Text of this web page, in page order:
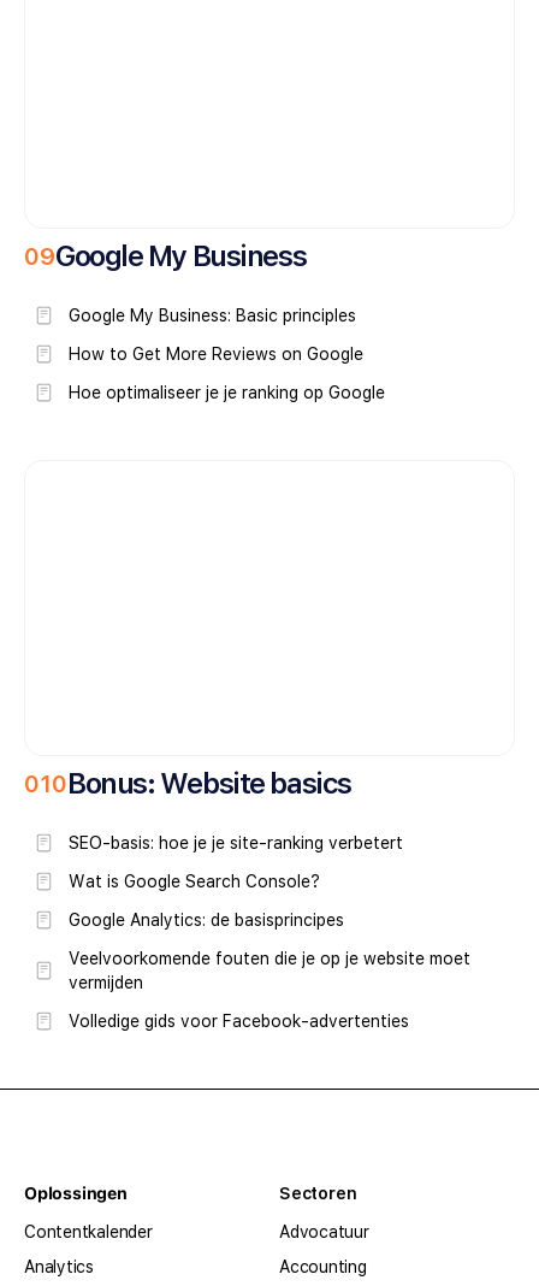
09Google My Business
Google My Business: Basic principles
How to Get More Reviews on Google
Hoe optimaliseer je je ranking op Google
010Bonus: Website basics
SEO-basis: hoe je je site-ranking verbetert
Wat is Google Search Console?
Google Analytics: de basisprincipes
Veelvoorkomende fouten die je op je website moet
vermijden
Volledige gids voor Facebook-advertenties
Oplossingen
Contentkalender
Analytics
Sectoren
Advocatuur
Accounting